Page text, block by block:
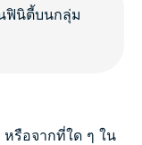
หรือจากที่ใด ๆ ใน